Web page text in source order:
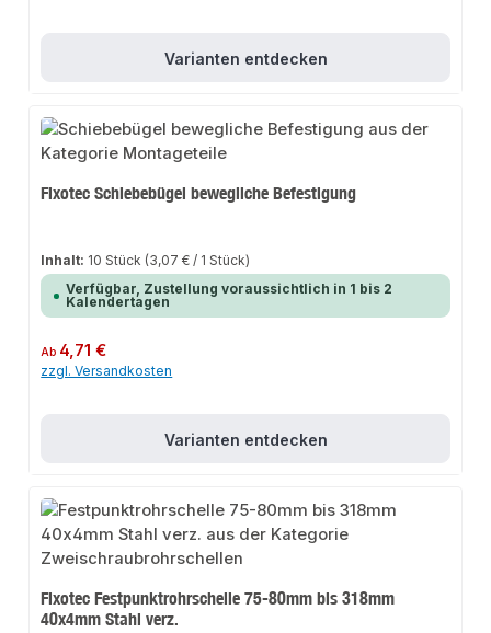
Varianten entdecken
Fixotec Schiebebügel bewegliche Befestigung
Inhalt: 10 Stück (3,07 € / 1 Stück)
Verfügbar, Zustellung voraussichtlich in 1 bis 2
Kalendertagen
Regulärer Preis:
Ab 4,71 €
zzgl. Versandkosten
Varianten entdecken
Fixotec Festpunktrohrschelle 75-80mm bis 318mm
40x4mm Stahl verz.